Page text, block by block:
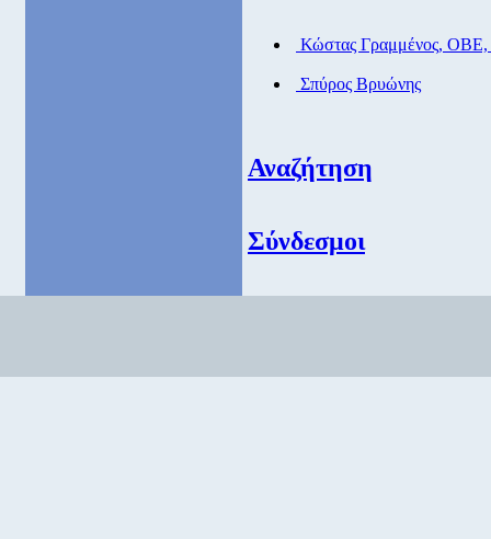
Κώστας Γραμμένος, ΟΒΕ,
Σπύρος Βρυώνης
Αναζήτηση
Σύνδεσμοι